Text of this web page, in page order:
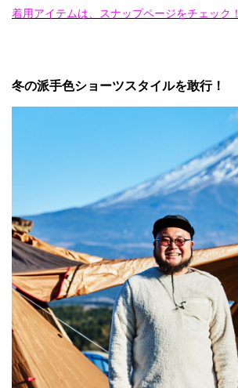
着用アイテムは、スナップページをチェック！
冬の派手色ショーツスタイルを敢行！